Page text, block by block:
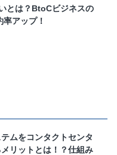
とは？BtoCビジネスの
アップ！
ムをコンタクトセンタ
リットとは！？仕組み